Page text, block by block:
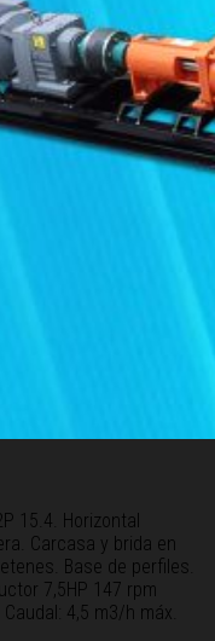
15.4. Horizontal
Carcasa y brida en
Base de perfiles.
7,5HP 147 rpm
4,5 m3/h máx.